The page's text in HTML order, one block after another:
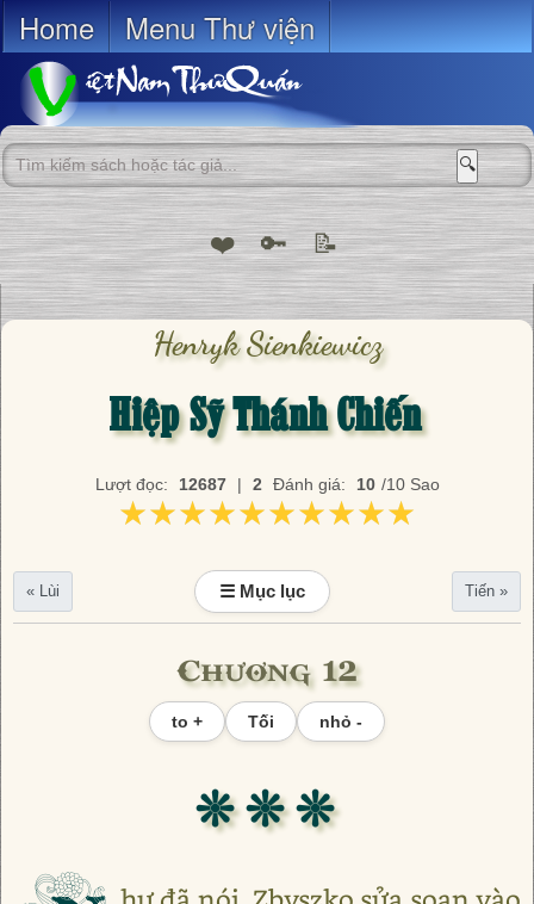
Home Menu Thư viện
🔍
❤️ 🔑 📝
Henryk Sienkiewicz
Hiệp Sỹ Thánh Chiến
Lượt đọc: 12687 | 2 Đánh giá: 10 /10 Sao
★★★★★★★★★★
★★★★★★★★★★
« Lùi ☰ Mục lục Tiến »
Chương 12
to + Tối nhỏ -
❊ ❊ ❊